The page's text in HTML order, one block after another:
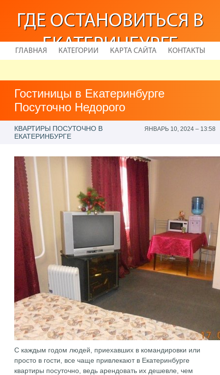
ГДЕ ОСТАНОВИТЬСЯ В
ЕКАТЕРИНБУРГЕ
ГЛАВНАЯ КАТЕГОРИИ КАРТА САЙТА КОНТАКТЫ
Гостиницы в Екатеринбурге
Посуточно Недорого
КВАРТИРЫ ПОСУТОЧНО В
ЕКАТЕРИНБУРГЕ
ЯНВАРЬ 10, 2024 – 13:58
С каждым годом людей, приехавших в командировки или
просто в гости, все чаще привлекают в Екатеринбурге
квартиры посуточно, ведь арендовать их дешевле, чем